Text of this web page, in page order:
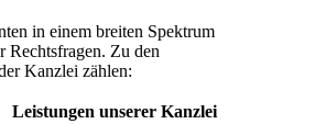
in einem breiten Spektrum
Rechtsfragen. Zu den
Kanzlei zählen:
Leistungen unserer Kanzlei